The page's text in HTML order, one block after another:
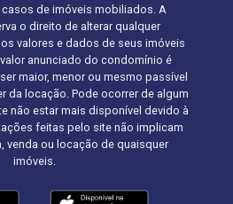
de imóveis mobiliados. A
o direito de alterar qualquer
valores e dados de seus imóveis
anunciado do condomínio é
maior, menor ou mesmo passível
da locação. Pode ocorrer de algum
não estar mais disponível devido à
feitas pelo site não implicam
venda ou locação de quaisquer
imóveis.